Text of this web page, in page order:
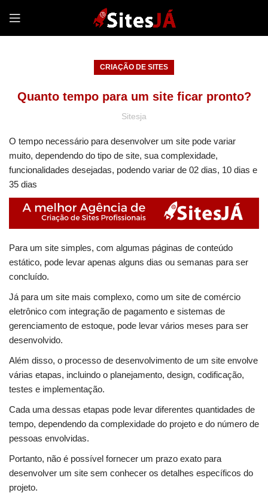
CRIAÇÃO DE SITES
Quanto tempo para um site ficar pronto?
Sitesja
O tempo necessário para desenvolver um site pode variar
muito, dependendo do tipo de site, sua complexidade,
funcionalidades desejadas, podendo variar de 02 dias, 10 dias e
35 dias
Para um site simples, com algumas páginas de conteúdo
estático, pode levar apenas alguns dias ou semanas para ser
concluído.
Já para um site mais complexo, como um site de comércio
eletrônico com integração de pagamento e sistemas de
gerenciamento de estoque, pode levar vários meses para ser
desenvolvido.
Além disso, o processo de desenvolvimento de um site envolve
várias etapas, incluindo o planejamento, design, codificação,
testes e implementação.
Cada uma dessas etapas pode levar diferentes quantidades de
tempo, dependendo da complexidade do projeto e do número de
pessoas envolvidas.
Portanto, não é possível fornecer um prazo exato para
desenvolver um site sem conhecer os detalhes específicos do
projeto.